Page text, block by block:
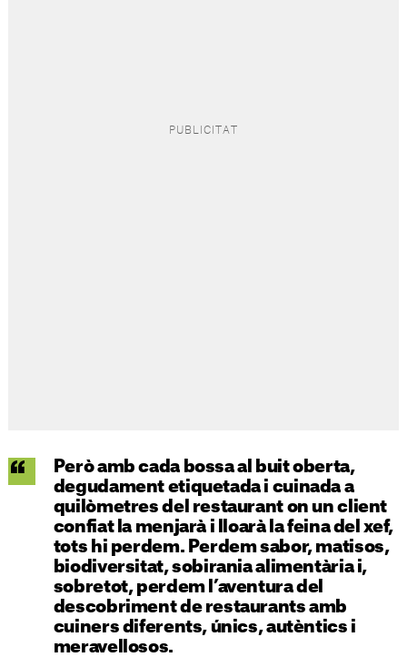
Però amb cada bossa al buit oberta,
degudament etiquetada i cuinada a
quilòmetres del restaurant on un client
confiat la menjarà i lloarà la feina del xef,
tots hi perdem. Perdem sabor, matisos,
biodiversitat, sobirania alimentària i,
sobretot, perdem l’aventura del
descobriment de restaurants amb
cuiners diferents, únics, autèntics i
meravellosos.